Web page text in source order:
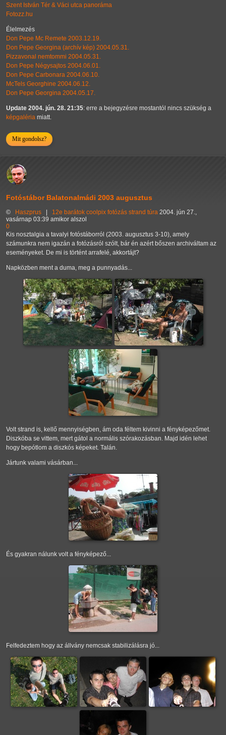
Szent István Tér & Váci utca panoráma
Fotozz.hu
Élelmezés
Don Pepe Mc Remete 2003.12.19.
Don Pepe Georgina (archív kép) 2004.05.31.
Pizzavonal nemtommi 2004.05.31.
Don Pepe Négysajtos 2004.06.01.
Don Pepe Carbonara 2004.06.10.
McTels Georghine 2004.06.12.
Don Pepe Georgina 2004.05.17.
Update 2004. jún. 28. 21:35: erre a bejegyzésre mostantól nincs szükség a
képgaléria miatt.
Mit gondolsz?
Fotóstábor Balatonalmádi 2003 augusztus
© Haszprus 12e barátok coolpix fotózás strand túra 2004. jún 27.,
vasárnap 03:39 amikor alszol
0
Kis nosztalgia a tavalyi fotóstáborról (2003. augusztus 3-10), amely
számunkra nem igazán a fotózásról szólt, bár én azért bőszen archiváltam az
eseményeket. De mi is történt arrafelé, akkortájt?
Napközben ment a duma, meg a punnyadás...
Volt strand is, kellő mennyiségben, ám oda féltem kivinni a fényképezőmet.
Diszkóba se vittem, mert gátol a normális szórakozásban. Majd idén lehet
hogy bepótlom a diszkós képeket. Talán.
Jártunk valami vásárban...
És gyakran nálunk volt a fényképező...
Felfedeztem hogy az állvány nemcsak stabilizálásra jó...